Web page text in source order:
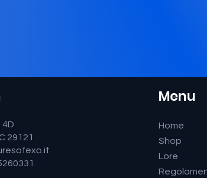
4D
29121
Menu
Home
Shop
Lore